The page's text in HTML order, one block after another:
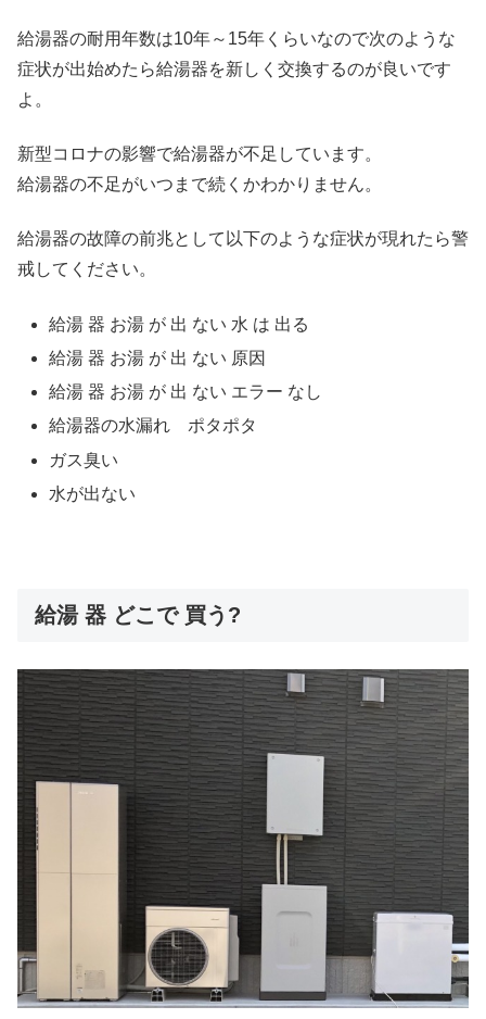
給湯器の耐用年数は10年～15年くらいなので次のような
症状が出始めたら給湯器を新しく交換するのが良いです
よ。
新型コロナの影響で給湯器が不足しています。
給湯器の不足がいつまで続くかわかりません。
給湯器の故障の前兆として以下のような症状が現れたら警
戒してください。
給湯 器 お湯 が 出 ない 水 は 出る
給湯 器 お湯 が 出 ない 原因
給湯 器 お湯 が 出 ない エラー なし
給湯器の水漏れ ポタポタ
ガス臭い
水が出ない
給湯 器 どこで 買う?